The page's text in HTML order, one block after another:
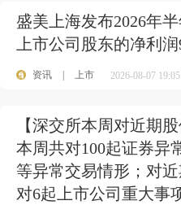
盛美上海发布2026年
上市公司股东的净利
资讯 上市 2026-08-07
【深交所本周对近期
本周共对100起证券异
等异常交易情形；对
对6起上市公司重大事